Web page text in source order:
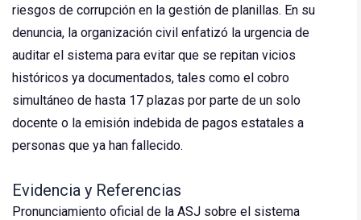
riesgos de corrupción en la gestión de planillas. En su
denuncia, la organización civil enfatizó la urgencia de
auditar el sistema para evitar que se repitan vicios
históricos ya documentados, tales como el cobro
simultáneo de hasta 17 plazas por parte de un solo
docente o la emisión indebida de pagos estatales a
personas que ya han fallecido.
Evidencia y Referencias
Pronunciamiento oficial de la ASJ sobre el sistema